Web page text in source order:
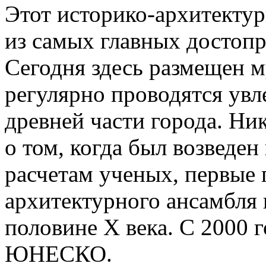
Этот историко-
из самых главных
Сегодня здесь размещен
регулярно проводятся
древней части города.
о том, когда был
расчетам ученых, первые
архитектурного
половине Х века. С 2000
ЮНЕСКО.